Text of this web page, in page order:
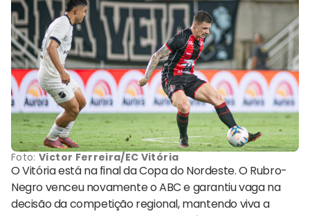
Foto:Victor Ferreira/EC Vitória
O Vitória está na final da Copa do Nordeste. O Rubro-
Negro venceu novamente o ABC e garantiu vaga na
decisão da competição regional, mantendo viva a